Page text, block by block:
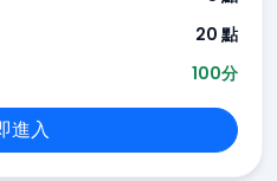
20 點
100分
進入